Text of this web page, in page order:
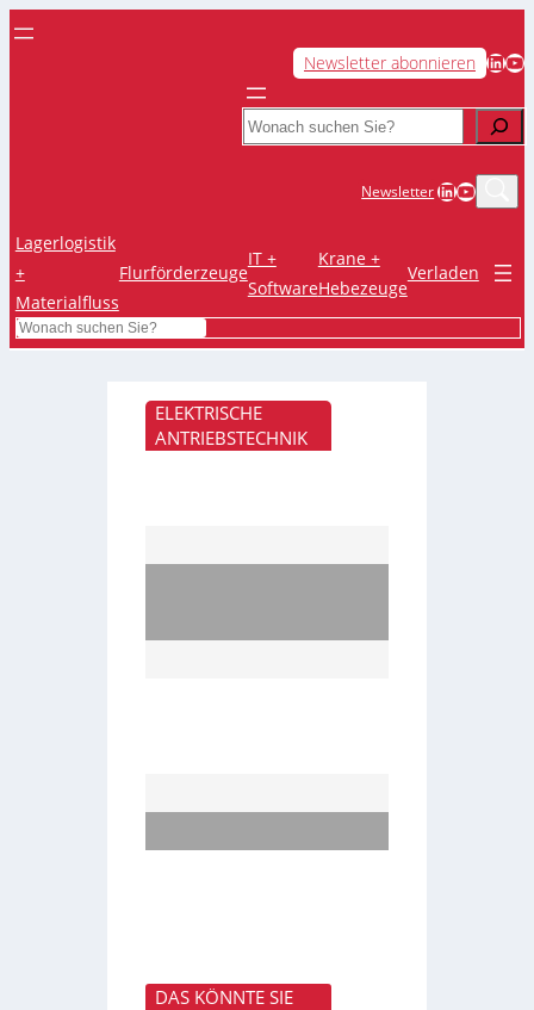
Newsletter abonnieren LinkedIn YouTube
Search
NewsletterLinkedIn
Lagerlogistik
+
Materialfluss
Flurförderzeuge
IT +
Software
Krane +
Hebezeuge
Verladen
Search
ELEKTRISCHE
ANTRIEBSTECHNIK
DAS KÖNNTE SIE